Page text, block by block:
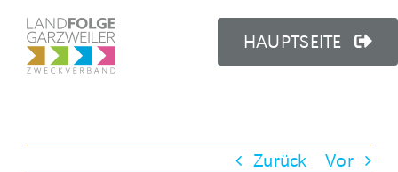
Inhalt
springen
HAUPTSEITE
Zurück Vor